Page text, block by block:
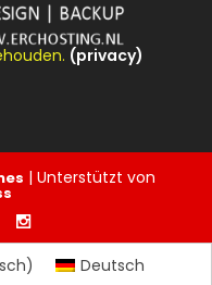
(privacy)
| Unterstützt von
)
Deutsch